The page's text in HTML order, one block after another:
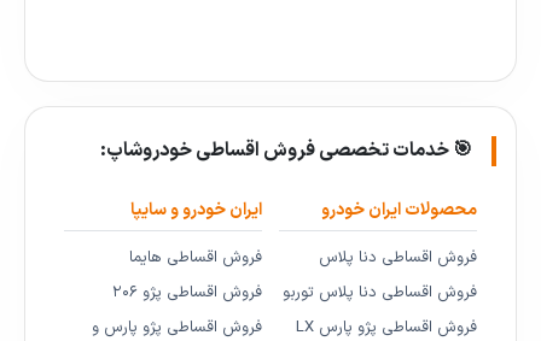
🎯 خدمات تخصصی فروش اقساطی خودروشاپ:
محصولات ایران خودرو
فروش اقساطی دنا پلاس
فروش اقساطی دنا پلاس توربو
فروش اقساطی پژو پارس LX
ایران خودرو و سایپا
فروش اقساطی هایما
فروش اقساطی پژو ۲۰۶
فروش اقساطی پژو پارس و